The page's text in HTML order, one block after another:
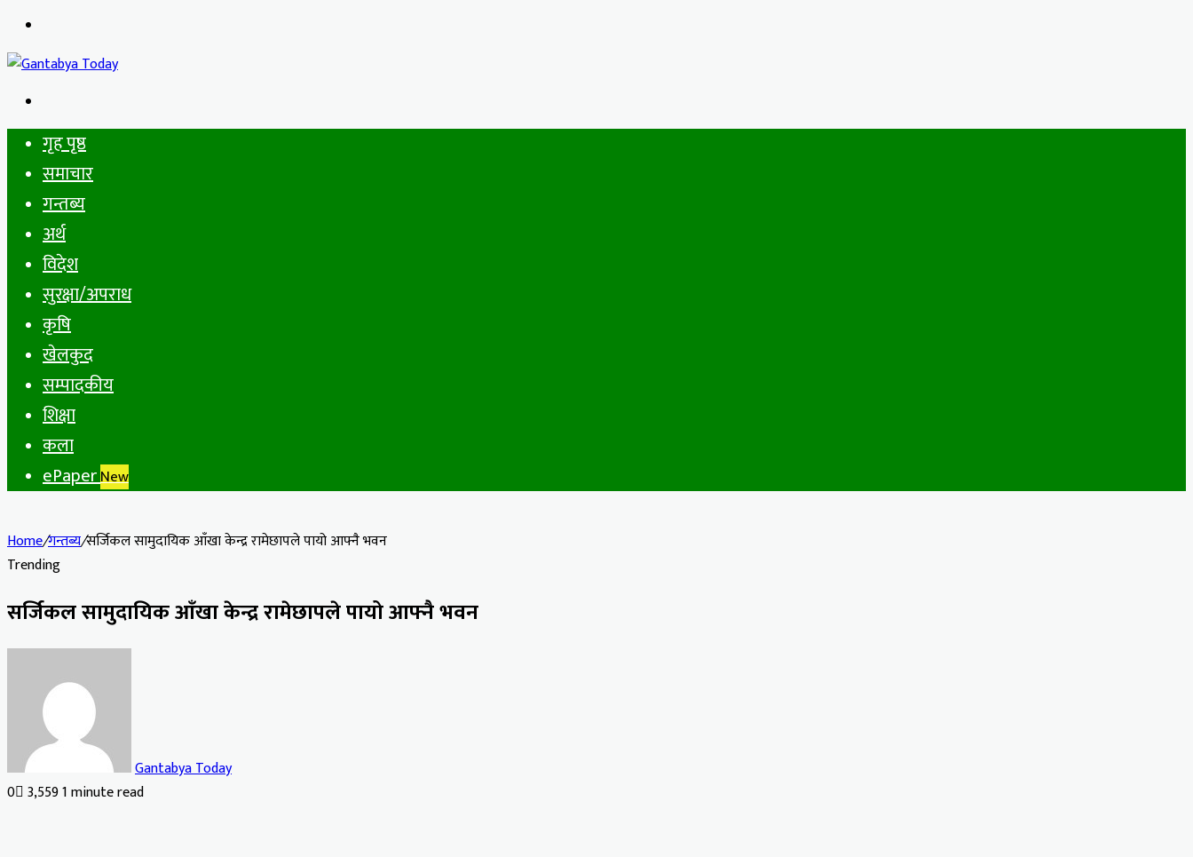
for
गृह पृष्ठ
समाचार
गन्तब्य
अर्थ
विदेश
सुरक्षा/अपराध
कृषि
खेलकुद
सम्पादकीय
शिक्षा
कला
ePaperNew
Home/गन्तब्य/सर्जिकल सामुदायिक आँखा केन्द्र रामेछापले पायो आफ्नै भवन
Trending
सर्जिकल सामुदायिक आँखा केन्द्र रामेछापले पायो आफ्नै भवन
Gantabya Today
0 3,5591 minute read